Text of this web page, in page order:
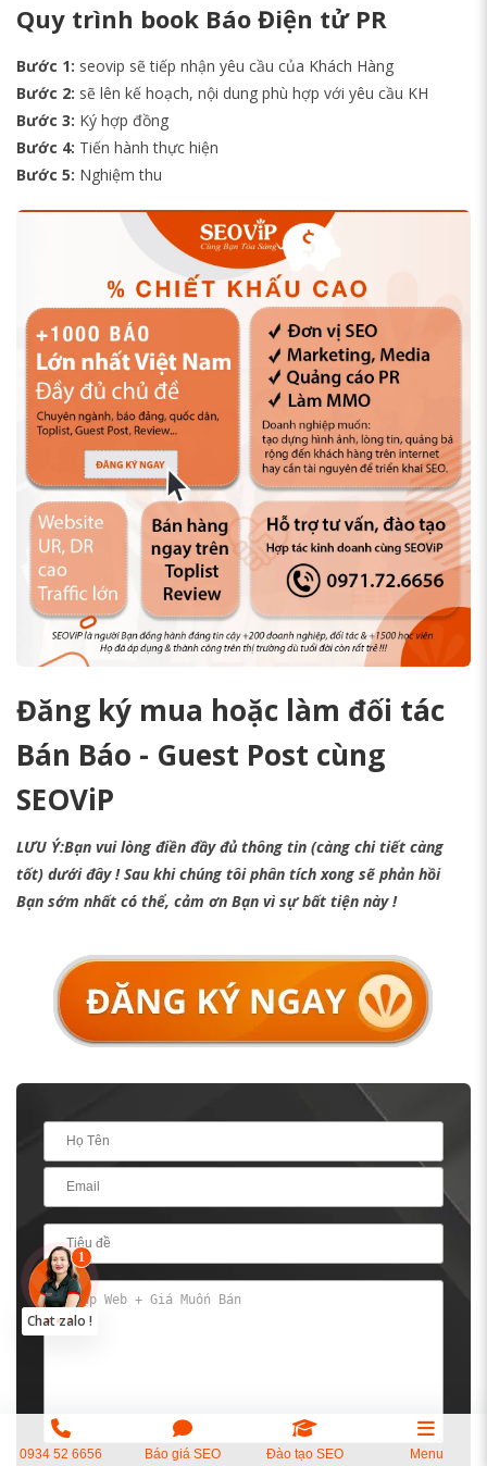
Quy trình book Báo Điện tử PR
Bước 1: seovip sẽ tiếp nhận yêu cầu của Khách Hàng
Bước 2: sẽ lên kế hoạch, nội dung phù hợp với yêu cầu KH
Bước 3: Ký hợp đồng
Bước 4: Tiến hành thực hiện
Bước 5: Nghiệm thu
Đăng ký mua hoặc làm đối tác
Bán Báo - Guest Post cùng
SEOViP
LƯU Ý:Bạn vui lòng điền đầy đủ thông tin (càng chi tiết càng
tốt) dưới đây ! Sau khi chúng tôi phân tích xong sẽ phản hồi
Bạn sớm nhất có thể, cảm ơn Bạn vì sự bất tiện này !
0934 52 6656 Báo giá SEO Đào tạo SEO Menu